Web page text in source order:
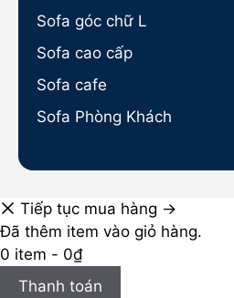
Sofa góc chữ L
Sofa cao cấp
Sofa cafe
Sofa Phòng Khách
Tiếp tục mua hàng →
Đã thêm item vào giỏ hàng.
0 item - 0₫
Thanh toán